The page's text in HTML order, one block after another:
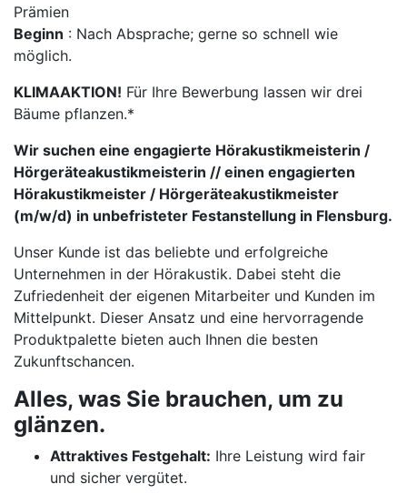
Prämien
Beginn : Nach Absprache; gerne so schnell wie
möglich.
KLIMAAKTION! Für Ihre Bewerbung lassen wir drei
Bäume pflanzen.*
Wir suchen eine engagierte Hörakustikmeisterin /
Hörgeräteakustikmeisterin // einen engagierten
Hörakustikmeister / Hörgeräteakustikmeister
(m/w/d) in unbefristeter Festanstellung in Flensburg.
Unser Kunde ist das beliebte und erfolgreiche
Unternehmen in der Hörakustik. Dabei steht die
Zufriedenheit der eigenen Mitarbeiter und Kunden im
Mittelpunkt. Dieser Ansatz und eine hervorragende
Produktpalette bieten auch Ihnen die besten
Zukunftschancen.
Alles, was Sie brauchen, um zu
glänzen.
Attraktives Festgehalt: Ihre Leistung wird fair
und sicher vergütet.